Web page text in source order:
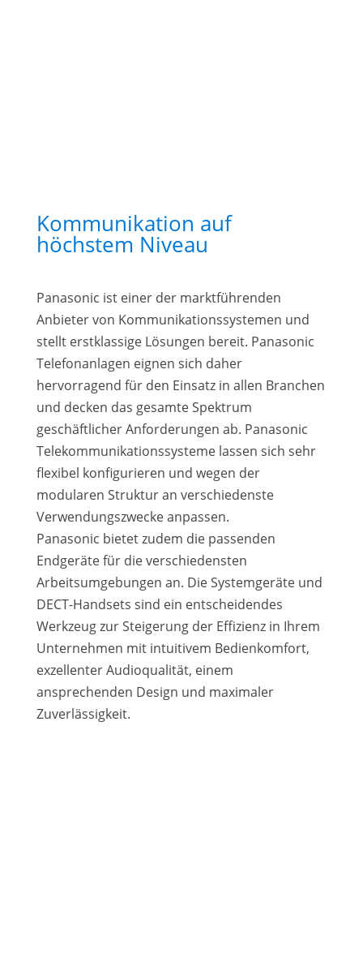
Kommunikation auf
höchstem Niveau
Panasonic ist einer der marktführenden
Anbieter von Kommunikationssystemen und
stellt erstklassige Lösungen bereit. Panasonic
Telefonanlagen eignen sich daher
hervorragend für den Einsatz in allen Branchen
und decken das gesamte Spektrum
geschäftlicher Anforderungen ab. Panasonic
Telekommunikationssysteme lassen sich sehr
flexibel konfigurieren und wegen der
modularen Struktur an verschiedenste
Verwendungszwecke anpassen.
Panasonic bietet zudem die passenden
Endgeräte für die verschiedensten
Arbeitsumgebungen an. Die Systemgeräte und
DECT-Handsets sind ein entscheidendes
Werkzeug zur Steigerung der Effizienz in Ihrem
Unternehmen mit intuitivem Bedienkomfort,
exzellenter Audioqualität, einem
ansprechenden Design und maximaler
Zuverlässigkeit.